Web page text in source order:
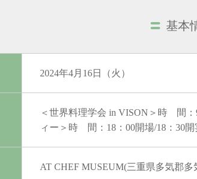
基本
2024年4月16日（火）
＜世界料理学会 in VISON＞時 間：
ィー＞時 間：18：00開場/18：30開
AT CHEF MUSEUM(三重県多気郡